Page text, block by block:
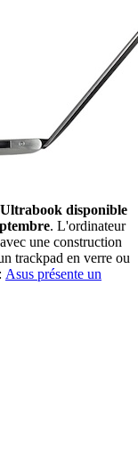
disponible
. L'ordinateur
une construction
trackpad en verre ou
Asus présente un